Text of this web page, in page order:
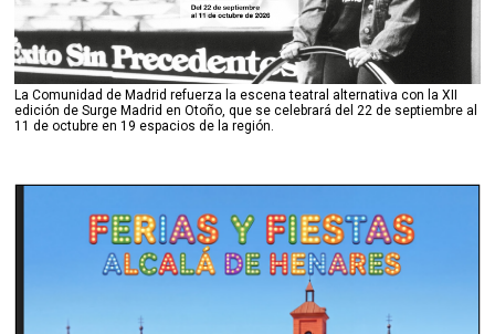
La Comunidad de Madrid refuerza la escena teatral alternativa con la XII
edición de Surge Madrid en Otoño, que se celebrará del 22 de septiembre al
11 de octubre en 19 espacios de la región.